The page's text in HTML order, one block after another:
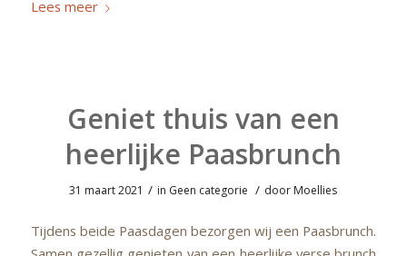
Lees meer
Geniet thuis van een
heerlijke Paasbrunch
31 maart 2021 / in Geen categorie / door Moellies
Tijdens beide Paasdagen bezorgen wij een Paasbrunch.